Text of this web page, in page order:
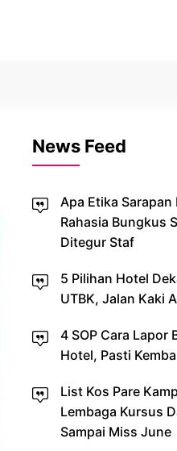
News Feed
Apa Etika Sarapan
Rahasia Bungkus
Ditegur Staf
5 Pilihan Hotel
UTBK, Jalan Kaki
4 SOP Cara Lapor
Hotel, Pasti
List Kos Pare
Lembaga Kursus
Sampai Miss June